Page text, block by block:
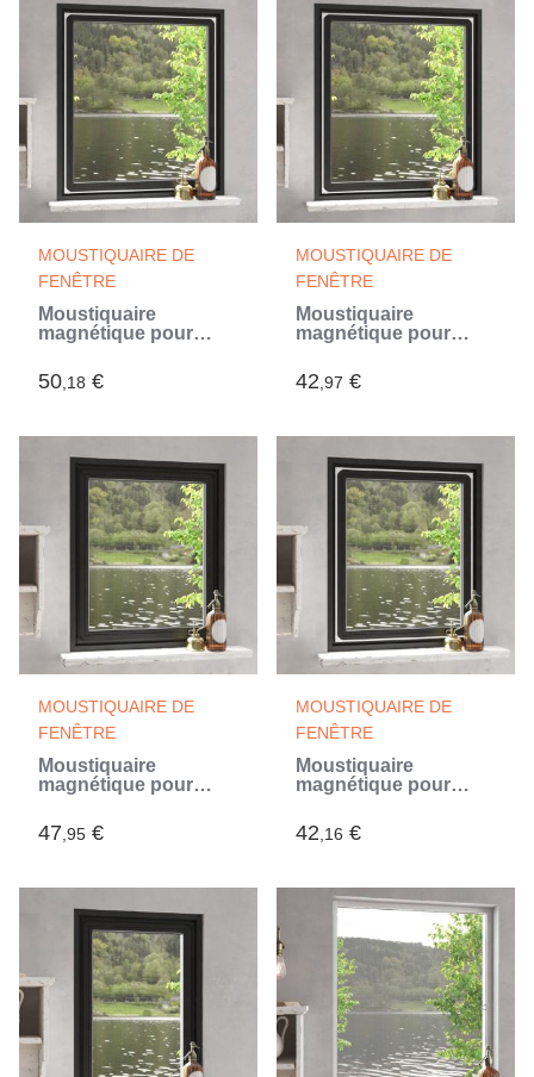
MOUSTIQUAIRE DE
FENÊTRE
Moustiquaire
magnétique pour
130x150 cm (Blanc)
50,18 €
MOUSTIQUAIRE DE
FENÊTRE
Moustiquaire
magnétique pour
120x140 cm (Blanc)
42,97 €
MOUSTIQUAIRE DE
FENÊTRE
Moustiquaire
magnétique pour
100x120 cm (Gris)
47,95 €
MOUSTIQUAIRE DE
FENÊTRE
Moustiquaire
magnétique pour
100x120 cm (Blanc)
42,16 €